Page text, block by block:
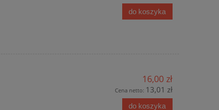
do koszyka
16,00 zł
Cena netto: 13,01 zł
do koszyka